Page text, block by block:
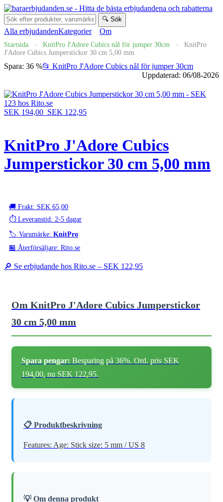
🔍 Sök
Alla erbjudandenKategorier Om
Startsida › KnitPro J'Adore Cubics nål för jumper 30cm ›
KnitPro
J'Adore Cubics Jumperstickor 30 cm 5,00 mm
Spara: 36 %📂 KnitPro J'Adore Cubics nål för jumper 30cm
Uppdaterad: 06/08-2026
SEK 194,00 SEK 122,95
KnitPro J'Adore Cubics
Jumperstickor 30 cm 5,00 mm
🚚 Frakt: SEK 65,00
⏱️ Leveranstid: 2-5 dagar
🏷️ Varumärke: KnitPro
🏪 Återförsäljare: Rito.se
🔎 Se erbjudande hos Rito.se – SEK 122,95
Om KnitPro J'Adore Cubics Jumperstickor
30 cm 5,00 mm
Spara pengar: Besparing på 36%. Ord. pris SEK
194,00, nu SEK 122,95.
📋 Produktbeskrivning
Features: Age: Stick size: 5 mm / US 8
💡 Om denna produkt